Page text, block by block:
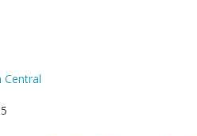
Central